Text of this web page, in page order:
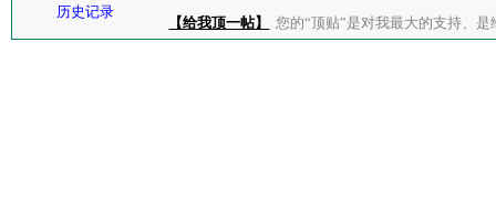
历史记录
【给我顶一帖】 您的“顶贴”是对我最大的支持、